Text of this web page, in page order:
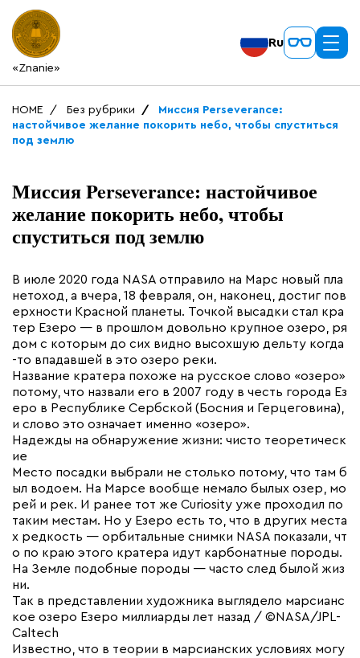
«Znanie»
Ru
HOME Без рубрики
Миссия Perseverance:
настойчивое желание покорить небо, чтобы спуститься
под землю
Миссия Perseverance: настойчивое
желание покорить небо, чтобы
спуститься под землю
В июле 2020 года NASA отправило на Марс новый пла
нетоход, а вчера, 18 февраля, он, наконец, достиг пов
ерхности Красной планеты. Точкой высадки стал кра
тер Езеро — в прошлом довольно крупное озеро, ря
дом с которым до сих видно высохшую дельту когда
-то впадавшей в это озеро реки.
Название кратера похоже на русское слово «озеро»
потому, что назвали его в 2007 году в честь города Ез
еро в Республике Сербской (Босния и Герцеговина),
и слово это означает именно «озеро».
Надежды на обнаружение жизни: чисто теоретическ
ие
Место посадки выбрали не столько потому, что там б
ыл водоем. На Марсе вообще немало былых озер, мо
рей и рек. И ранее тот же Curiosity уже проходил по
таким местам. Но у Езеро есть то, что в других места
х редкость — орбитальные снимки NASA показали, чт
о по краю этого кратера идут карбонатные породы.
На Земле подобные породы — часто след былой жиз
ни.
Так в представлении художника выглядело марсианс
кое озеро Езеро миллиарды лет назад / ©NASA/JPL-
Caltech
Известно, что в теории в марсианских условиях могу